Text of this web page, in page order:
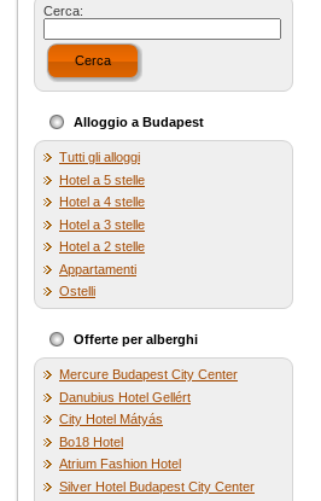
Cerca:
Cerca
Alloggio a Budapest
Tutti gli alloggi
Hotel a 5 stelle
Hotel a 4 stelle
Hotel a 3 stelle
Hotel a 2 stelle
Appartamenti
Ostelli
Offerte per alberghi
Mercure Budapest City Center
Danubius Hotel Gellért
City Hotel Mátyás
Bo18 Hotel
Atrium Fashion Hotel
Silver Hotel Budapest City Center